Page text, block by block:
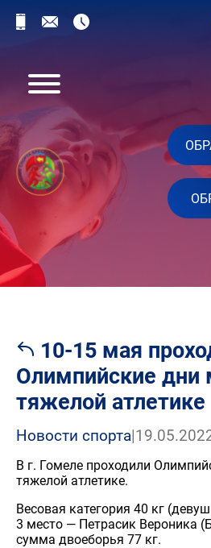
10-15 мая
Олимпийские дни
тяжелой атлетике
Новости спорта|
В г. Гомеле проходили
тяжелой атлетике.
Весовая категория 40 кг
3 место — Петрасик Вероника
сумма двоеборья 77 кг.